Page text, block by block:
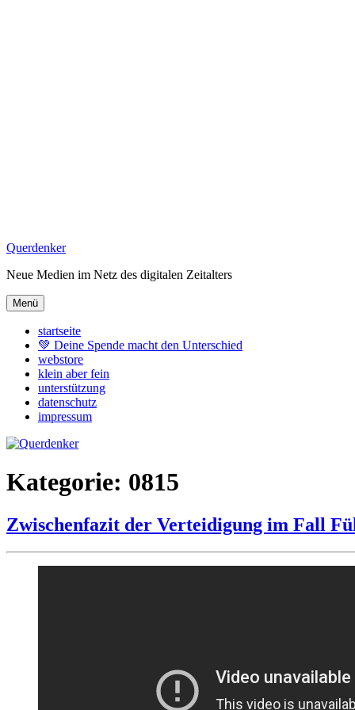
Zum
springen
Querdenker
Neue Medien im Netz des digitalen Zeitalters
Menü
startseite
💚 Deine Spende macht den Unterschied
webstore
klein aber fein
unterstützung
datenschutz
impressum
Kategorie: 0815
Zwischenfazit der Verteidigung im Fall